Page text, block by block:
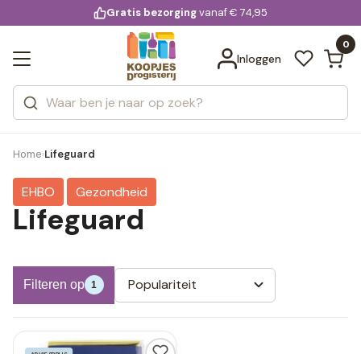
voor 20:00 uur besteld
Gratis bezorgingvanaf € 74,95
Inloggen
0
Zoeken
Categorieën
Merken
Bekijk alle resultaten
Home›Lifeguard
EHBO Gezondheid
Lifeguard
Filteren op 1 Populariteit